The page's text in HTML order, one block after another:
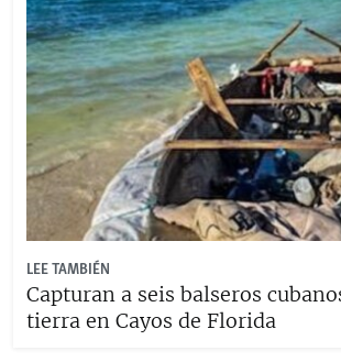
LEE TAMBIÉN
Capturan a seis balseros
tierra en Cayos de Florida